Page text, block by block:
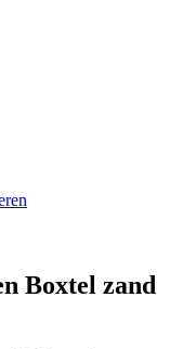
Boxtel zand